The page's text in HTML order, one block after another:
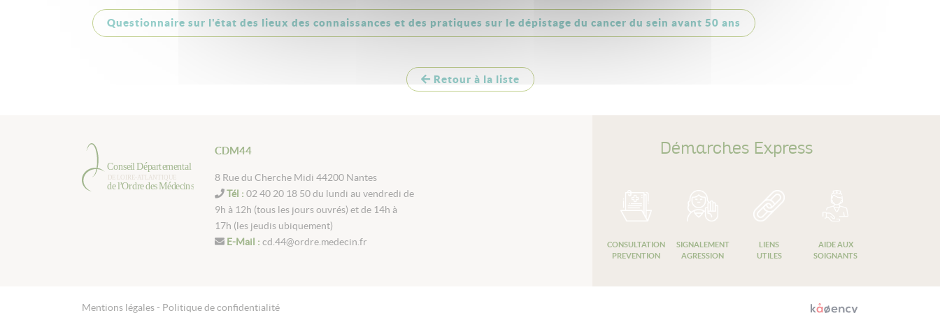
Questionnaire sur l'état des lieux des connaissances et des pratiques sur le dépistage du cancer du sein avant 50 ans
Retour à la liste
CDM44
8 Rue du Cherche Midi 44200 Nantes
Tél : 02 40 20 18 50 du lundi au vendredi de
9h à 12h (tous les jours ouvrés) et de 14h à
17h (les jeudis ubiquement)
E-Mail : cd.44@ordre.medecin.fr
Démarches Express
CONSULTATION
PREVENTION
SIGNALEMENT
AGRESSION
LIENS
UTILES
AIDE AUX
SOIGNANTS
Mentions légales - Politique de confidentialité